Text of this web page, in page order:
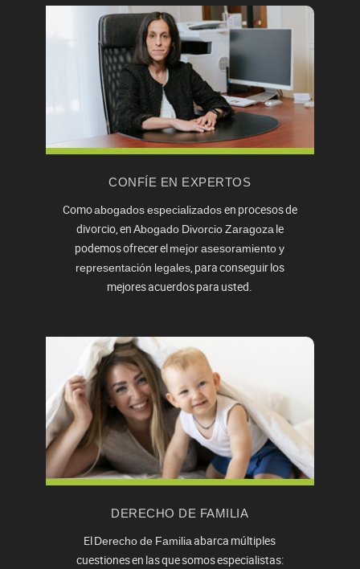
CONFÍE EN EXPERTOS
Comoabogados especializadosen procesos de
divorcio, enAbogado Divorcio Zaragozale
podemos ofrecer elmejor asesoramiento y
representación legales, para conseguir los
mejores acuerdos para usted.
DERECHO DE FAMILIA
ElDerecho de Familiaabarca múltiples
cuestiones en las que somos especialistas: